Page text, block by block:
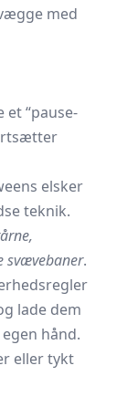
med
“pause-
elsker
teknik.
svævebaner.
lade dem
hånd.
eller tykt